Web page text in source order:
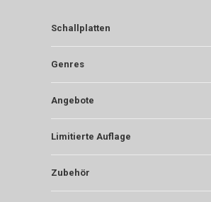
Schallplatten
Genres
Angebote
Limitierte Auflage
Zubehör